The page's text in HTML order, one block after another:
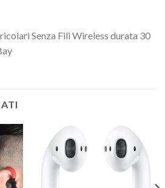
Senza Fili Wireless durata 30